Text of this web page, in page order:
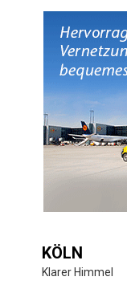
KÖLN
Klarer Himmel